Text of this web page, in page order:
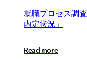
就
職
セ
就職プロ セス調査
内定状況 」
Read more